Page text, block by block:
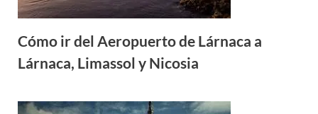
Cómo ir del Aeropuerto de Lárnaca a
Lárnaca, Limassol y Nicosia